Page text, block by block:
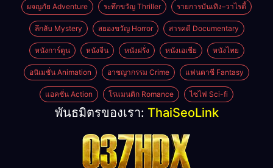
ผจญภัย Adventure ระทึกขวัญ Thriller รายการบันเทิง–วาไรตี้
ลึกลับ Mystery สยองขวัญ Horror สารคดี Documentary
หนังการ์ตูน หนังจีน หนังฝรั่ง หนังเอเชีย หนังไทย
อนิเมชั่น Animation อาชญากรรม Crime แฟนตาซี Fantasy
แอคชั่น Action โรแมนติก Romance ไซไฟ Sci-fi
พันธมิตรของเรา: ThaiSeoLink